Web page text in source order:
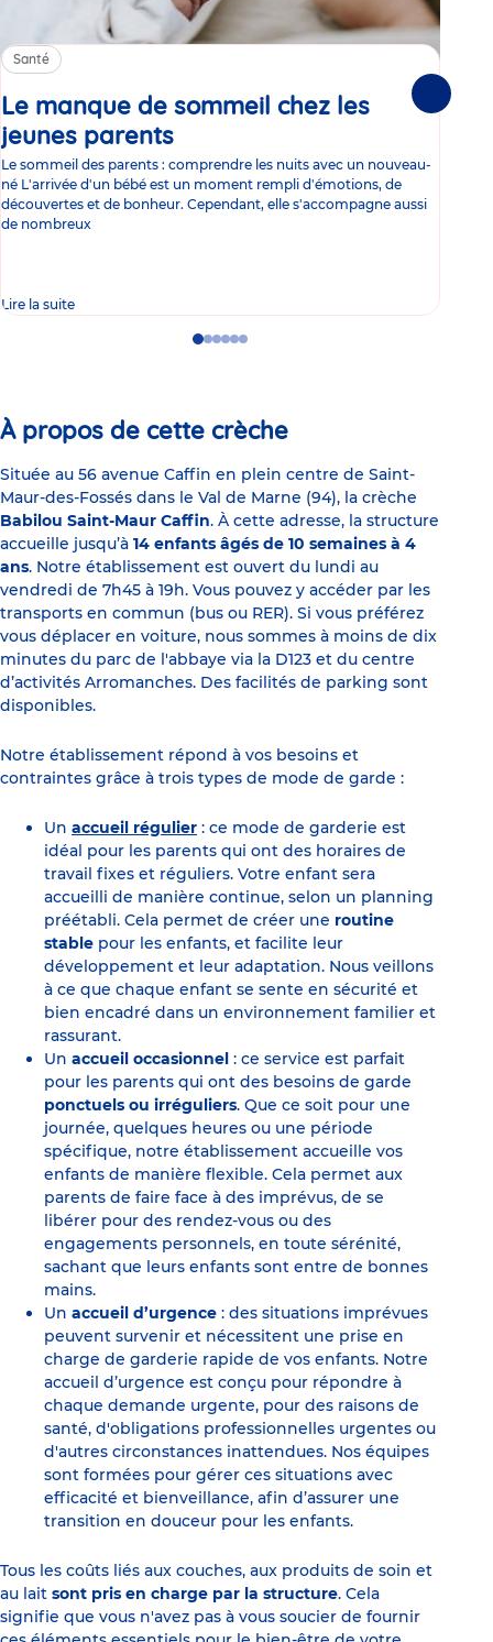
Santé
Le manque de sommeil chez les
jeunes parents
Le sommeil des parents : comprendre les nuits avec un nouveau-
né L'arrivée d'un bébé est un moment rempli d'émotions, de
découvertes et de bonheur. Cependant, elle s'accompagne aussi
de nombreux
Lire la suite
GoGoGoGo
GoGo
À propos de cette crèche
Située au 56 avenue Caffin en plein centre de Saint-
Maur-des-Fossés dans le Val de Marne (94), la crèche
Babilou Saint-Maur Caffin. À cette adresse, la structure
accueille jusqu’à 14 enfants âgés de 10 semaines à 4
ans. Notre établissement est ouvert du lundi au
vendredi de 7h45 à 19h. Vous pouvez y accéder par les
transports en commun (bus ou RER). Si vous préférez
vous déplacer en voiture, nous sommes à moins de dix
minutes du parc de l'abbaye via la D123 et du centre
d’activités Arromanches. Des facilités de parking sont
disponibles.
Notre établissement répond à vos besoins et
contraintes grâce à trois types de mode de garde :
Un accueil régulier : ce mode de garderie est
idéal pour les parents qui ont des horaires de
travail fixes et réguliers. Votre enfant sera
accueilli de manière continue, selon un planning
préétabli. Cela permet de créer une routine
stable pour les enfants, et facilite leur
développement et leur adaptation. Nous veillons
à ce que chaque enfant se sente en sécurité et
bien encadré dans un environnement familier et
rassurant.
Un accueil occasionnel : ce service est parfait
pour les parents qui ont des besoins de garde
ponctuels ou irréguliers. Que ce soit pour une
journée, quelques heures ou une période
spécifique, notre établissement accueille vos
enfants de manière flexible. Cela permet aux
parents de faire face à des imprévus, de se
libérer pour des rendez-vous ou des
engagements personnels, en toute sérénité,
sachant que leurs enfants sont entre de bonnes
mains.
Un accueil d’urgence : des situations imprévues
peuvent survenir et nécessitent une prise en
charge de garderie rapide de vos enfants. Notre
accueil d’urgence est conçu pour répondre à
chaque demande urgente, pour des raisons de
santé, d'obligations professionnelles urgentes ou
d'autres circonstances inattendues. Nos équipes
sont formées pour gérer ces situations avec
efficacité et bienveillance, afin d’assurer une
transition en douceur pour les enfants.
Tous les coûts liés aux couches, aux produits de soin et
au lait sont pris en charge par la structure. Cela
signifie que vous n'avez pas à vous soucier de fournir